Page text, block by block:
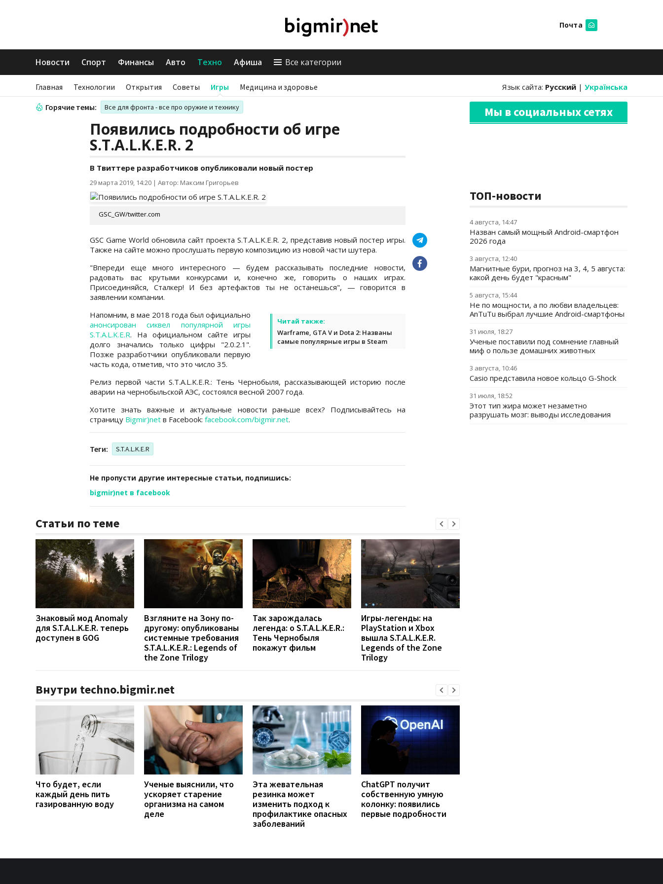
Почта
Новости Спорт Финансы Авто Техно Афиша Все категории
Главная Технологии Открытия Советы Игры Медицина и здоровье Язык сайта: Русский | Українська
Горячие темы: Все для фронта - все про оружие и технику
Появились подробности об игре
S.T.A.L.K.E.R. 2
В Твиттере разработчиков опубликовали новый постер
29 марта 2019, 14:20 | Автор: Максим Григорьев
GSC_GW/twitter.com
GSC Game World обновила сайт проекта S.T.A.L.K.E.R. 2, представив новый постер игры.
Также на сайте можно прослушать первую композицию из новой части шутера.
"Впереди еще много интересного — будем рассказывать последние новости,
радовать вас крутыми конкурсами и, конечно же, говорить о наших играх.
Присоединяйся, Сталкер! И без артефактов ты не останешься", — говорится в
заявлении компании.
Читай также:
Warframe, GTA V и Dota 2: Названы
самые популярные игры в Steam
Напомним, в мае 2018 года был официально
анонсирован сиквел популярной игры
S.T.A.L.K.E.R. На официальном сайте игры
долго значались только цифры "2.0.2.1".
Позже разработчики опубликовали первую
часть кода, отметив, что это число 35.
Релиз первой части S.T.A.L.K.E.R.: Тень Чернобыля, рассказывающей историю после
аварии на чернобыльской АЭС, состоялся весной 2007 года.
Хотите знать важные и актуальные новости раньше всех? Подписывайтесь на
страницу Bigmir)net в Facebook: facebook.com/bigmir.net.
Теги: S.T.A.L.K.E.R
Не пропусти другие интересные статьи, подпишись:
bigmir)net в facebook
Статьи по теме
Знаковый мод Anomaly
для S.T.A.L.K.E.R. теперь
доступен в GOG
Взгляните на Зону по-
другому: опубликованы
системные требования
S.T.A.L.K.E.R.: Legends of
the Zone Trilogy
Так зарождалась
легенда: о S.T.A.L.K.E.R.:
Тень Чернобыля
покажут фильм
Игры-легенды: на
PlayStation и Xbox
вышла S.T.A.L.K.E.R.
Legends of the Zone
Trilogy
Внутри techno.bigmir.net
Что будет, если
каждый день пить
газированную воду
Ученые выяснили, что
ускоряет старение
организма на самом
деле
Эта жевательная
резинка может
изменить подход к
профилактике опасных
заболеваний
ChatGPT получит
собственную умную
колонку: появились
первые подробности
Мы в социальных сетях
ТОП-новости
4 августа, 14:47
Назван самый мощный Android-смартфон
2026 года
3 августа, 12:40
Магнитные бури, прогноз на 3, 4, 5 августа:
какой день будет "красным"
5 августа, 15:44
Не по мощности, а по любви владельцев:
AnTuTu выбрал лучшие Android-смартфоны
31 июля, 18:27
Ученые поставили под сомнение главный
миф о пользе домашних животных
3 августа, 10:46
Casio представила новое кольцо G-Shock
31 июля, 18:52
Этот тип жира может незаметно
разрушать мозг: выводы исследования